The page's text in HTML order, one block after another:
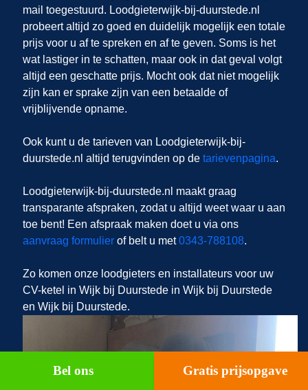
mail toegestuurd. Loodgieterwijk-bij-duurstede.nl
probeert altijd zo goed en duidelijk mogelijk een totale
prijs voor u af te spreken en af te geven. Soms is het
wat lastiger in te schatten, maar ook in dat geval volgt
altijd een geschatte prijs. Mocht ook dat niet mogelijk
zijn kan er sprake zijn van een betaalde of
vrijblijvende opname.
Ook kunt u de tarieven van Loodgieterwijk-bij-
duurstede.nl altijd terugvinden op de tarievenpagina.
Loodgieterwijk-bij-duurstede.nl maakt graag
transparante afspraken, zodat u altijd weet waar u aan
toe bent! Een afspraak maken doet u via ons
aanvraag formulierof belt u met0343-788108.
Zo komen onze loodgieters en installateurs voor uw
CV-ketel in Wijk bij Duurstede in Wijk bij Duurstede
en Wijk bij Duurstede.
Bel ons Gratis prijsopgave